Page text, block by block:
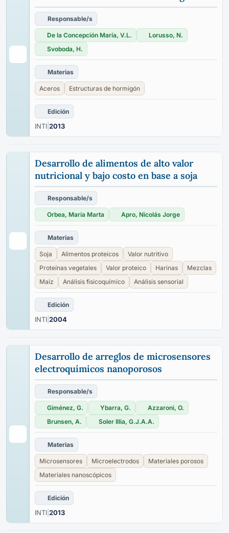
Responsable/s
De la Concepción María, V.L.
Lorusso, N.
Svoboda, H.
Materias
Aceros Estructuras de hormigón
Edición
INTI 2013
Desarrollo de alimentos de alto valor
nutricional y bajo costo en base a soja
Responsable/s
Orbea, María Marta Apro, Nicolás Jorge
Materias
Soja Alimentos proteicos
Valor nutritivo
Proteínas vegetales
Valor proteico Harinas
Mezclas
Maíz
Análisis fisicoquímico Análisis sensorial
Edición
INTI 2004
Desarrollo de arreglos de microsensores
electroquímicos nanoporosos
Responsable/s
Giménez, G. Ybarra, G.
Azzaroni, O.
Brunsen, A.
Soler Illia, G.J.A.A.
Materias
Microsensores Microelectrodos
Materiales porosos
Materiales nanoscópicos
Edición
INTI 2013